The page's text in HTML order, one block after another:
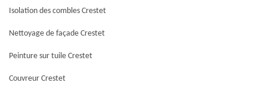
Isolation des combles Crestet
Nettoyage de façade Crestet
Peinture sur tuile Crestet
Couvreur Crestet